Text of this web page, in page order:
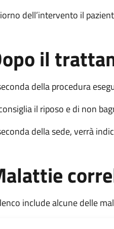
dell’intervento il
il
della procedura
il riposo e di non
della sede, verrà
include alcune delle